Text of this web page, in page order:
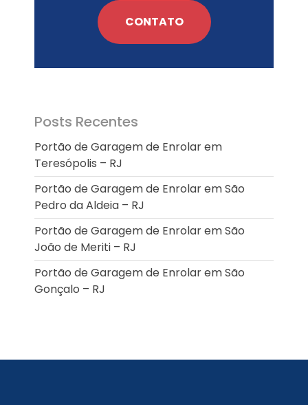
Portão de Garagem de
Enrolar em Petrópolis – RJ
Enrolar em Paraty – RJ
RJ
CONTATO
Posts Recentes
Portão de Garagem de Enrolar em
Teresópolis – RJ
Portão de Garagem de Enrolar em São
Pedro da Aldeia – RJ
Portão de Garagem de Enrolar em São
João de Meriti – RJ
Portão de Garagem de Enrolar em São
Gonçalo – RJ